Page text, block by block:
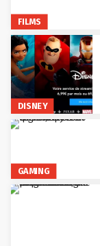
FILMS
DISNEY
GAMING